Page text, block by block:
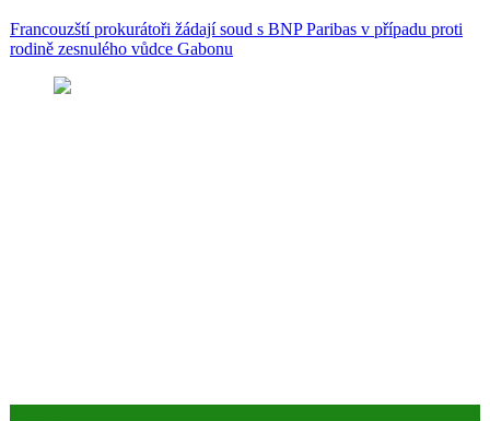
Francouzští prokurátoři žádají soud s BNP Paribas v případu proti
rodině zesnulého vůdce Gabonu